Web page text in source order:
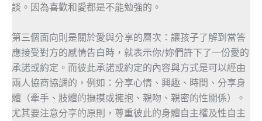
談。因為喜歡和愛都是不能勉強的。
第三個面向則是關於愛與分享的層次：讓孩子了解到當答
應接受對方的感情告白時，就表示你/妳們許下了一份愛的
承諾或約定。而彼此承諾或約定的內容與方式是可以經由
兩人協商協調的，例如：分享心情、興趣、時間、分享身
體（牽手、肢體的撫摸或擁抱、親吻、親密的性關係）。
尤其要注意分享的原則，尊重彼此的身體自主權及性自主